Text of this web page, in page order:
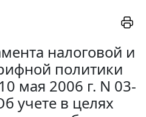
налоговой и
политики
мая 2006 г. N 03-
учете в целях